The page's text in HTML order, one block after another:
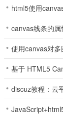
html5使用
canvas线条的属
使用canvas对
基于 HTML5
discuz教程：云